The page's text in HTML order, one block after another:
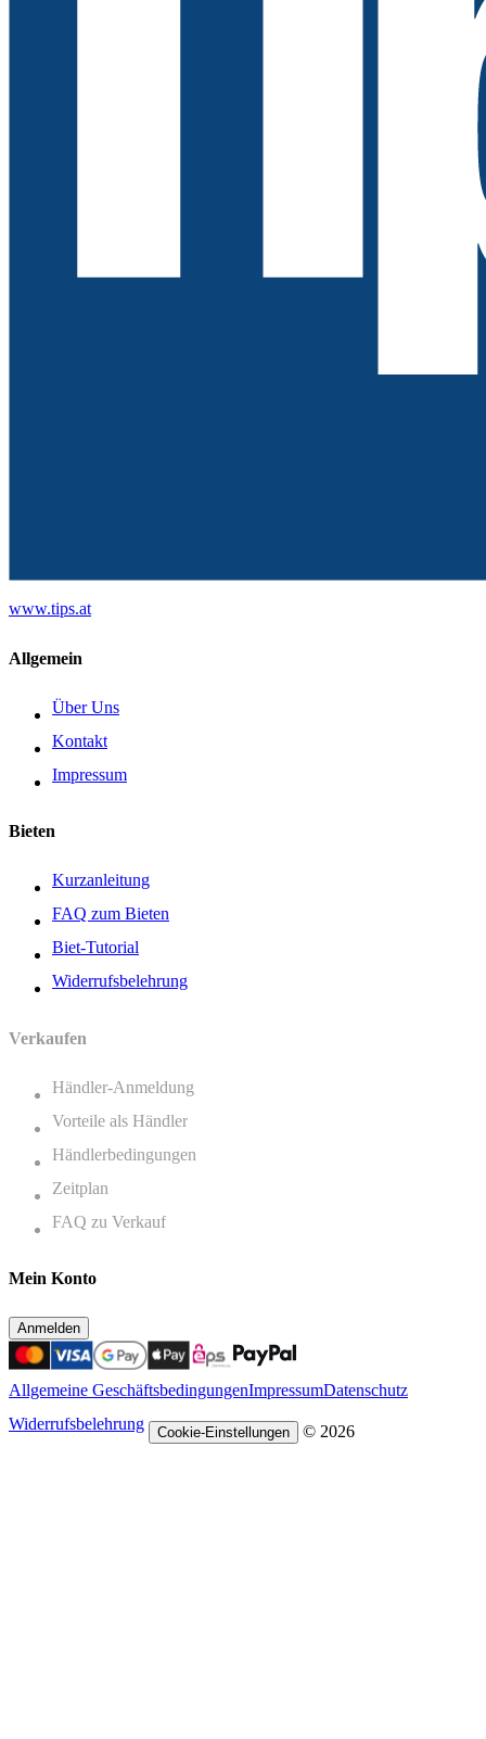
www.tips.at
Allgemein
Über Uns
Kontakt
Impressum
Bieten
Kurzanleitung
FAQ zum Bieten
Biet-Tutorial
Widerrufsbelehrung
Verkaufen
Händler-Anmeldung
Vorteile als Händler
Händlerbedingungen
Zeitplan
FAQ zu Verkauf
Mein Konto
Anmelden
Allgemeine GeschäftsbedingungenImpressumDatenschutz
Widerrufsbelehrung
Cookie-Einstellungen © 2026